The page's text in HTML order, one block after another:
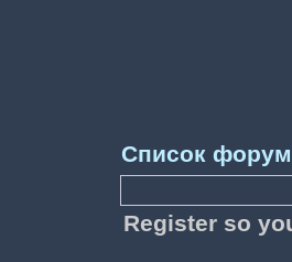
Список
Register so